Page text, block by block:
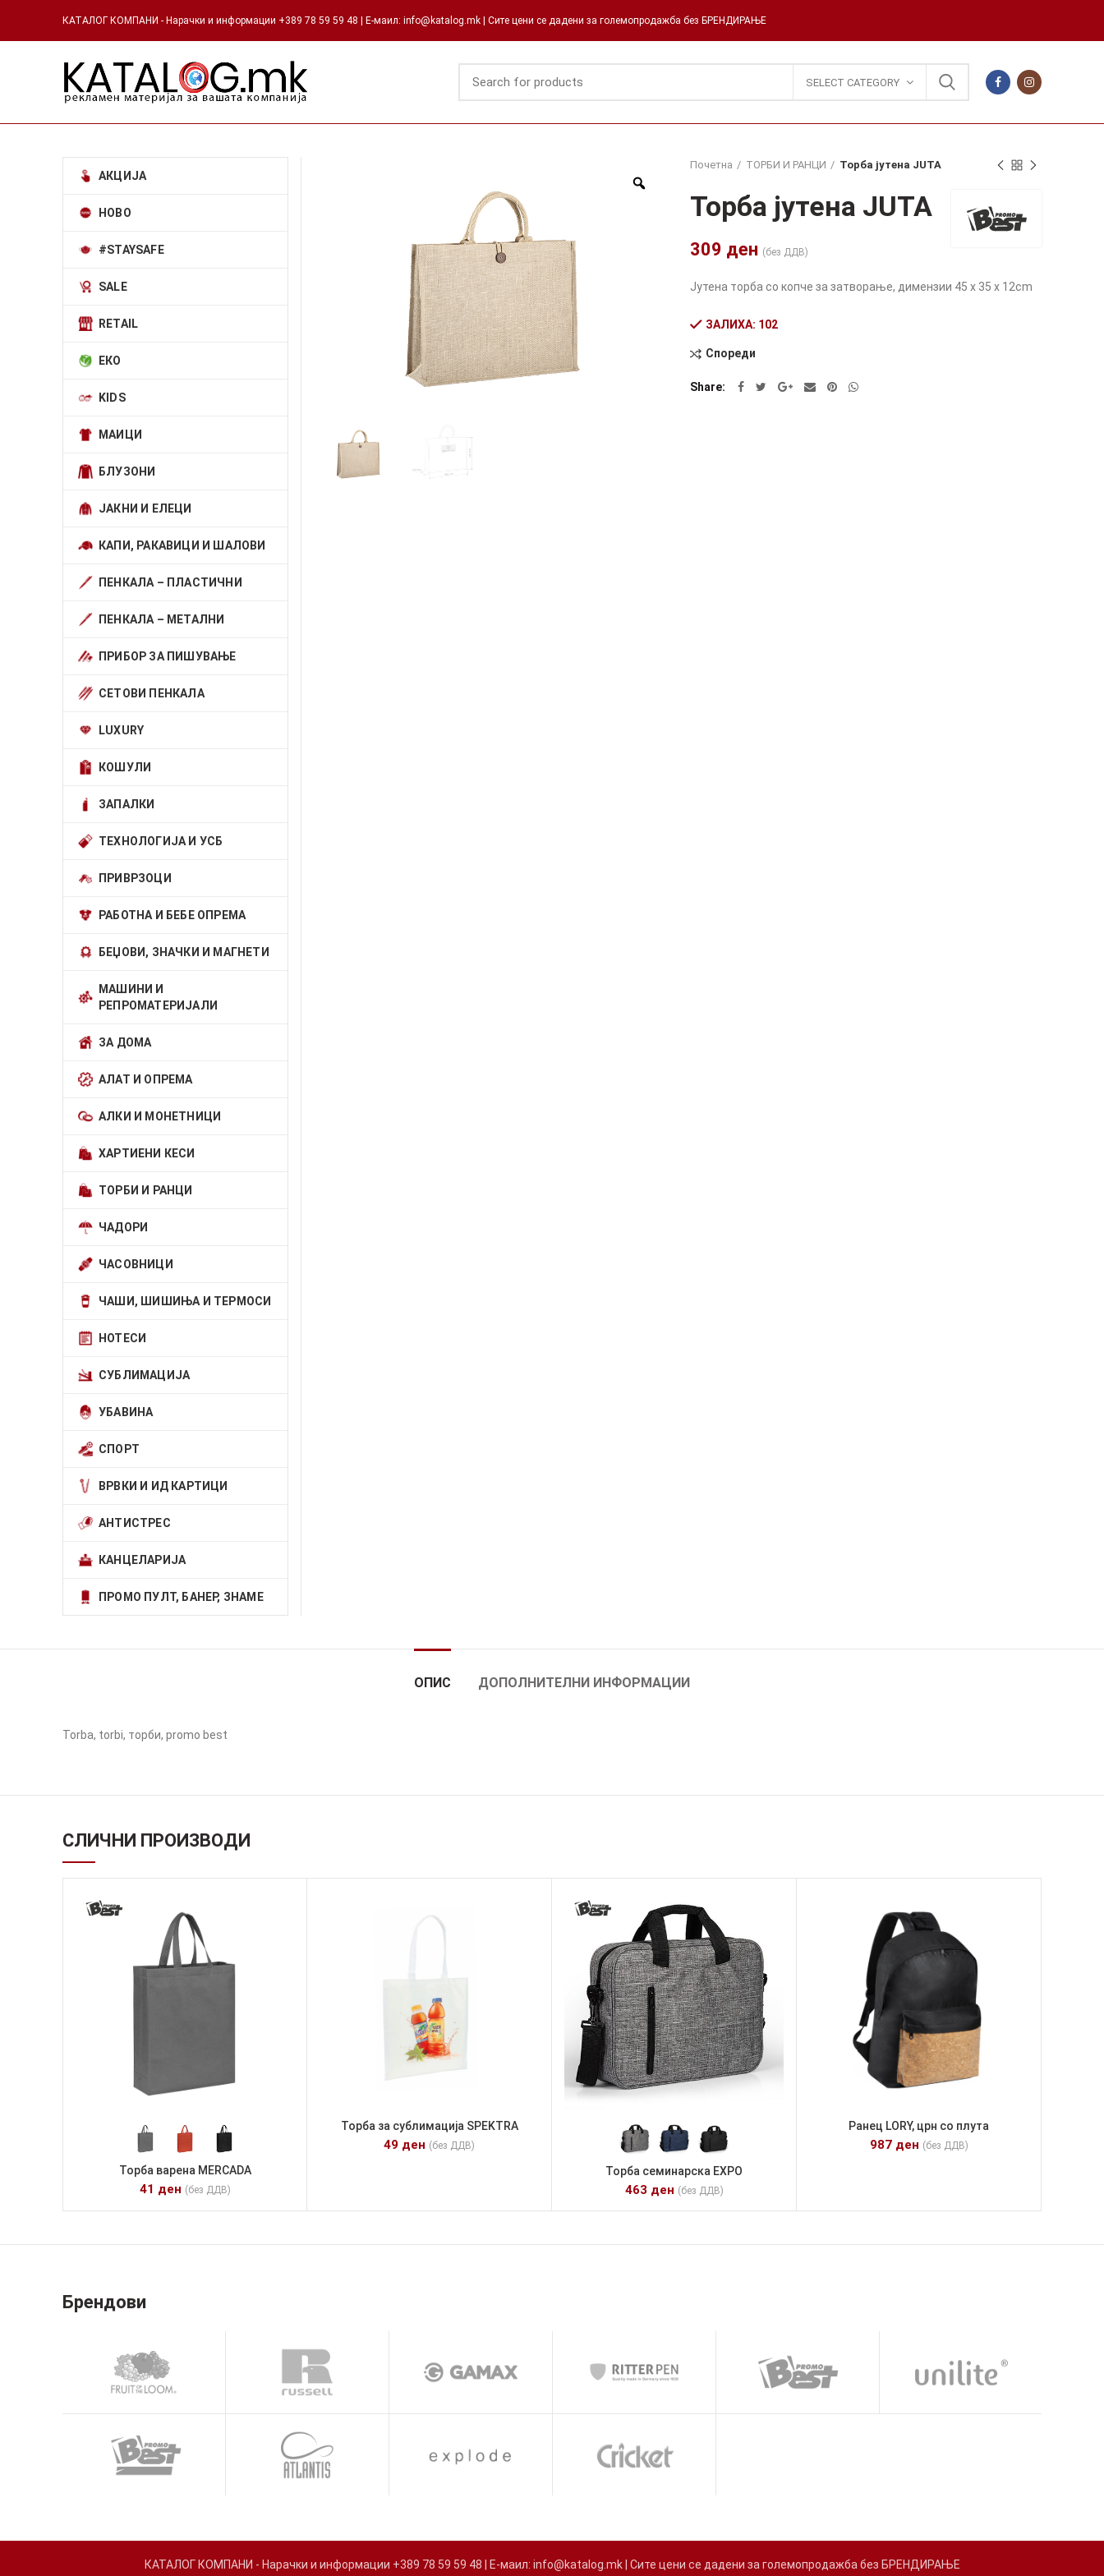
КАТАЛОГ КОМПАНИ - Нарачки и информации +389 78 59 59 48 | Е-маил: info@katalog.mk | Сите цени се дадени за големопродажба без БРЕНДИРАЊЕ
SELECT CATEGORY
Почетна ТОРБИ И РАНЦИ Торба јутена JUTA
Торба јутена JUTA
309 ден (без ДДВ)
Јутена торба со копче за затворање, димензии 45 x 35 x 12cm
ЗАЛИХА: 102
Alternative:
Спореди
Share
АКЦИЈА
НОВО
#STAYSAFE
SALE
RETAIL
ЕКО
KIDS
МАИЦИ
БЛУЗОНИ
ЈАКНИ И ЕЛЕЦИ
КАПИ, РАКАВИЦИ И ШАЛОВИ
ПЕНКАЛА – ПЛАСТИЧНИ
ПЕНКАЛА – МЕТАЛНИ
ПРИБОР ЗА ПИШУВАЊЕ
СЕТОВИ ПЕНКАЛА
LUXURY
КОШУЛИ
ЗАПАЛКИ
ТЕХНОЛОГИЈА И УСБ
ПРИВРЗОЦИ
РАБОТНА И БЕБЕ ОПРЕМА
БЕЏОВИ, ЗНАЧКИ И МАГНЕТИ
МАШИНИ И
РЕПРОМАТЕРИЈАЛИ
ЗА ДОМА
АЛАТ И ОПРЕМА
АЛКИ И МОНЕТНИЦИ
ХАРТИЕНИ КЕСИ
ТОРБИ И РАНЦИ
ЧАДОРИ
ЧАСОВНИЦИ
ЧАШИ, ШИШИЊА И ТЕРМОСИ
НОТЕСИ
СУБЛИМАЦИЈА
УБАВИНА
СПОРТ
ВРВКИ И ИД КАРТИЦИ
АНТИСТРЕС
КАНЦЕЛАРИЈА
ПРОМО ПУЛТ, БАНЕР, ЗНАМЕ
ОПИС ДОПОЛНИТЕЛНИ ИНФОРМАЦИИ
Torba, torbi, торби, promo best
СЛИЧНИ ПРОИЗВОДИ
Торба варена MERCADA
41 ден (без ДДВ)
Торба за сублимација SPEKTRA
49 ден (без ДДВ)
Торба семинарска EXPO
463 ден (без ДДВ)
Ранец LORY, црн со плута
987 ден (без ДДВ)
Брендови
КАТАЛОГ КОМПАНИ - Нарачки и информации +389 78 59 59 48 | Е-маил: info@katalog.mk | Сите цени се дадени за големопродажба без БРЕНДИРАЊЕ